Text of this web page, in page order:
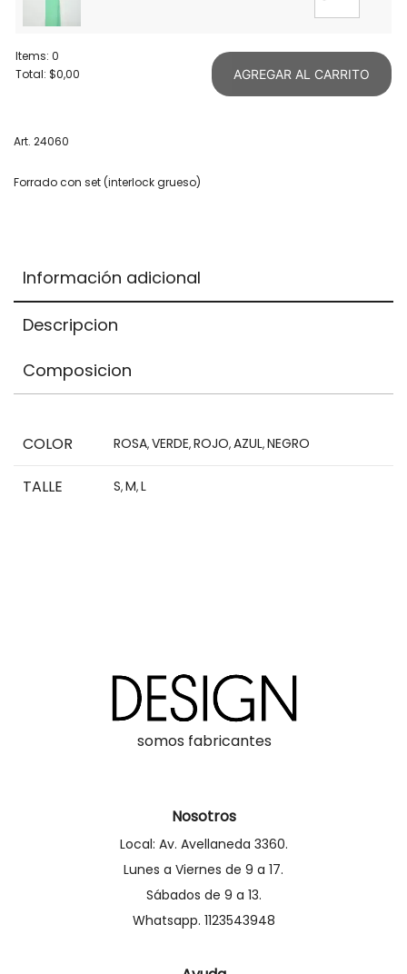
Items: 0
Total: $0,00
Your
is
AGREGAR AL CARRITO
Art. 24060
Forrado con set (interlock grueso)
Información adicional
Descripcion
Composicion
COLOR ROSA,VERDE,ROJO,AZUL,NEGRO
TALLE S,M,L
somos fabricantes
Nosotros
Local: Av. Avellaneda 3360.
Lunes a Viernes de 9 a 17.
Sábados de 9 a 13.
Whatsapp. 1123543948